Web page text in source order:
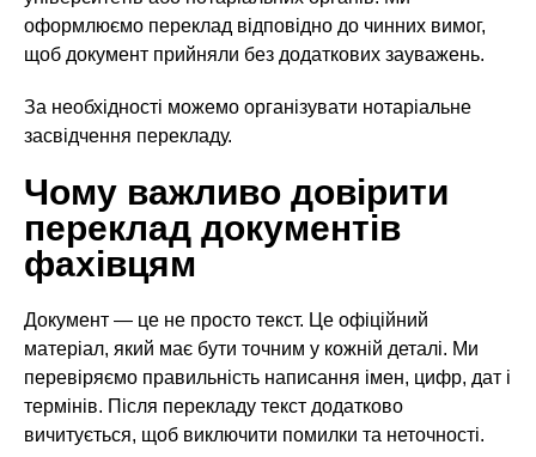
оформлюємо переклад відповідно до чинних вимог,
щоб документ прийняли без додаткових зауважень.
За необхідності можемо організувати нотаріальне
засвідчення перекладу.
Чому важливо довірити
переклад документів
фахівцям
Документ — це не просто текст. Це офіційний
матеріал, який має бути точним у кожній деталі. Ми
перевіряємо правильність написання імен, цифр, дат і
термінів. Після перекладу текст додатково
вичитується, щоб виключити помилки та неточності.